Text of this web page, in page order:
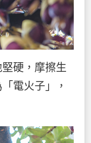
硬，摩擦生
電火子」，